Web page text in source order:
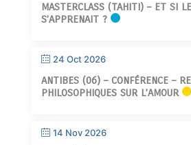
MASTERCLASS (TAHITI) – ET SI
S’APPRENAIT ?
24 Oct 2026
ANTIBES (06) – CONFÉRENCE –
PHILOSOPHIQUES SUR L’AMOUR
14 Nov 2026